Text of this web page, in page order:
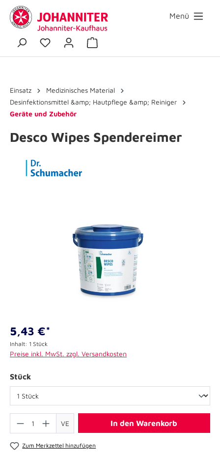
Menü
Einsatz
Medizinisches Material
Desinfektionsmittel &amp; Hautpflege &amp; Reiniger
Geräte und Zubehör
Desco Wipes Spendereimer
5,43 €*
Inhalt: 1 Stück
Preise inkl. MwSt. zzgl. Versandkosten
Stück
VE In den Warenkorb
Zum Merkzettel hinzufügen